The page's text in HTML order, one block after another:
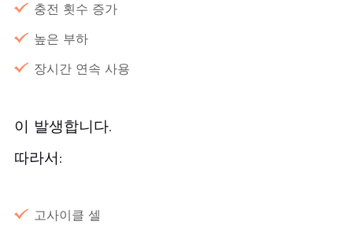
충전 횟수 증가
높은 부하
장시간 연속 사용
이 발생합니다.
따라서:
고사이클 셀